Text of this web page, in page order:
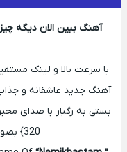
آهنگ ببین الان دیگه
با سرعت بالا و لینک
آهنگ جدید عاشقانه و
320} بصورت رایگان بهمراه تکست